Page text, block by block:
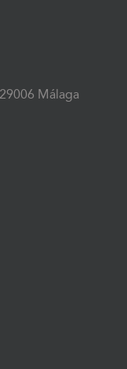
Málaga